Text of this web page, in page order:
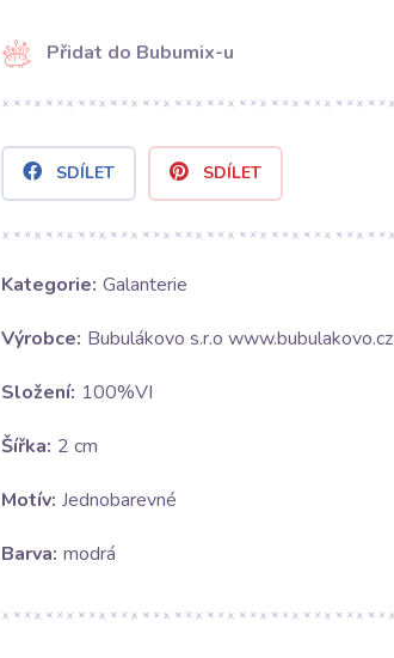
Přidat do Bubumix-u
SDÍLET SDÍLET
Kategorie: Galanterie
Výrobce: Bubulákovo s.r.o www.bubulakovo.cz
Složení: 100%VI
Šířka: 2 cm
Motív: Jednobarevné
Barva: modrá